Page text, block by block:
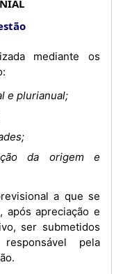
e plurianual;
da origem e
após apreciação e
ser submetidos
pela